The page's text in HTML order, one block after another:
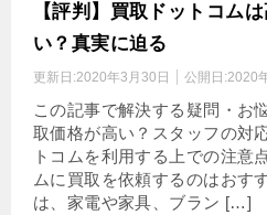
【評判】買取ドットコム
い？真実に迫る
更新日:2020年3月30日 公開日:2020
この記事で解決する疑問・お
取価格が高い？スタッフの対
トコムを利用する上での注意
ムに買取を依頼するのはおす
は、家電や家具、ブラン […]